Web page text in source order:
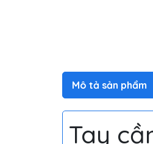
Mô tả sản phẩm
Tay